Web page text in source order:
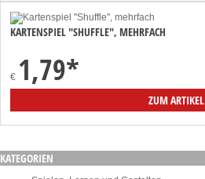
KARTENSPIEL "SHUFFLE", MEHRFACH
€ 1,79*
ZUM ARTIKEL
KATEGORIEN